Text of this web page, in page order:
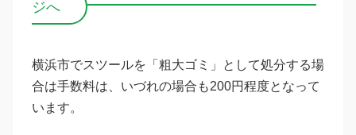
ジへ
横浜市でスツールを「粗大ゴミ」として処分する場
合は手数料は、いづれの場合も200円程度となって
います。